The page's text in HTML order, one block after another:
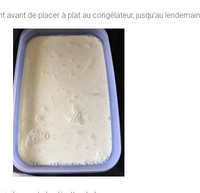
de placer à plat au congélateur, jusqu’au lendemain.